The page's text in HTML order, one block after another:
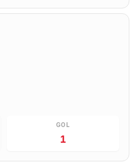
GOL
1